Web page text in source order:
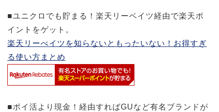
■ユニクロでも貯まる！楽天リーベイツ経由で楽天ポ
イントをゲット。
楽天リーべイツを知らないともったいない！お得すぎ
る使い方まとめ
■ポイ活より現金！経由すればGUなど有名ブランドが